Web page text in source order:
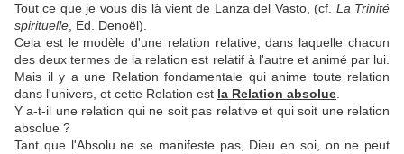
Tout ce que je vous dis là vient de Lanza del Vasto, (cf. La Trinité
spirituelle , Ed. Denoël).
Cela est le modèle d'une relation relative, dans laquelle chacun
des deux termes de la relation est relatif à l'autre et animé par lui.
Mais il y a une Relation fondamentale qui anime toute relation
dans l'univers, et cette Relation est la Relation absolue
Y a-t-il une relation qui ne soit pas relative et qui soit une relation
absolue ?
Tant que l'Absolu ne se manifeste pas, Dieu en soi, on ne peut